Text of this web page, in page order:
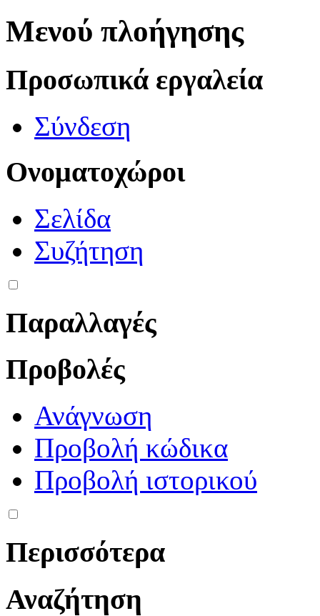
Μενού πλοήγησης
Προσωπικά εργαλεία
Σύνδεση
Ονοματοχώροι
Σελίδα
Συζήτηση
Παραλλαγές
Προβολές
Ανάγνωση
Προβολή κώδικα
Προβολή ιστορικού
Περισσότερα
Αναζήτηση